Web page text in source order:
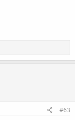
#63